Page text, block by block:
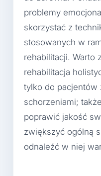
problemy
skorzystać z
stosowanych w
rehabilitacji. Warto
rehabilitacja
tylko do pacjentów
schorzeniami;
poprawić jakość
zwiększyć ogólną
odnaleźć w niej